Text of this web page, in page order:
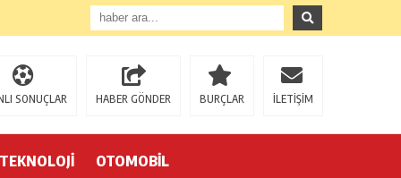
SONUÇLAR HABER GÖNDER BURÇLAR İLETİŞİM
TEKNOLOJİ OTOMOBİL